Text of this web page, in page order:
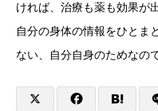
ければ、治療も薬も効果が
自分の身体の情報をひとま
ない、自分自身のためなの